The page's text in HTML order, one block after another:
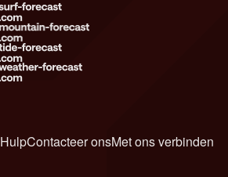
HulpContacteer onsMet ons verbinden